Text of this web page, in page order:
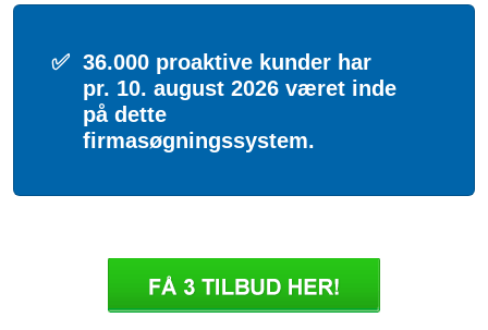
✅ 36.000 proaktive kunder har
pr. 10. august 2026 været inde
på dette
firmasøgningssystem.